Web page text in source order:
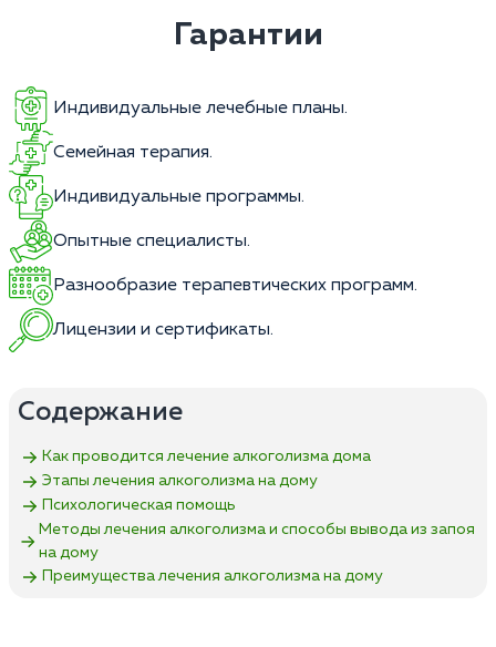
Гарантии
Индивидуальные лечебные планы.
Семейная терапия.
Индивидуальные программы.
Опытные специалисты.
Разнообразие терапевтических программ.
Лицензии и сертификаты.
Содержание
Как проводится лечение алкоголизма дома
Этапы лечения алкоголизма на дому
Психологическая помощь
Методы лечения алкоголизма и способы вывода из запоя
на дому
Преимущества лечения алкоголизма на дому